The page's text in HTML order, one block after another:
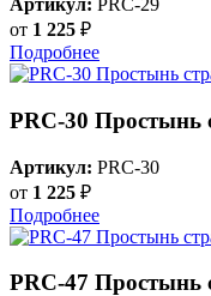
Артикул: PRC-29
от 1 225 ₽
Подробнее
PRC-30 Простынь
Артикул: PRC-30
от 1 225 ₽
Подробнее
PRC-47 Простынь